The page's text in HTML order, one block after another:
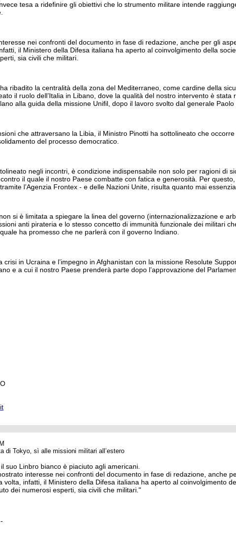
tesa a ridefinire gli obiettivi che lo strumento militare intende
nei confronti del documento in fase di redazione, anche per gli
il Ministero della Difesa italiana ha aperto al coinvolgimento della
sia civili che militari.
ribadito la centralità della zona del Mediterraneo, come cardine della
il ruolo dell’Italia in Libano, dove la qualità del nostro intervento è
alla guida della missione Unifil, dopo il lavoro svolto dal generale Paolo
che attraversano la Libia, il Ministro Pinotti ha sottolineato che
del processo democratico.
negli incontri, è condizione indispensabile non solo per ragioni di
il quale il nostro Paese combatte con fatica e generosità. Per
l’Agenzia Frontex - e delle Nazioni Unite, risulta quanto mai
si è limitata a spiegare la linea del governo (internazionalizzazione e
anti pirateria e lo stesso concetto di immunità funzionale dei militari
ha promesso che ne parlerà con il governo Indiano.
in Ucraina e l’impegno in Afghanistan con la missione Resolute
e a cui il nostro Paese prenderà parte dopo l’approvazione del
di Tokyo, sì alle missioni militari all’estero
suo Linbro bianco è piaciuto agli americani.
interesse nei confronti del documento in fase di redazione, anche
volta, infatti, il Ministero della Difesa italiana ha aperto al coinvolgimento
dei numerosi esperti, sia civili che militari."